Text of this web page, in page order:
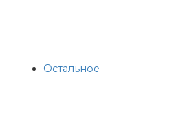
Остальное